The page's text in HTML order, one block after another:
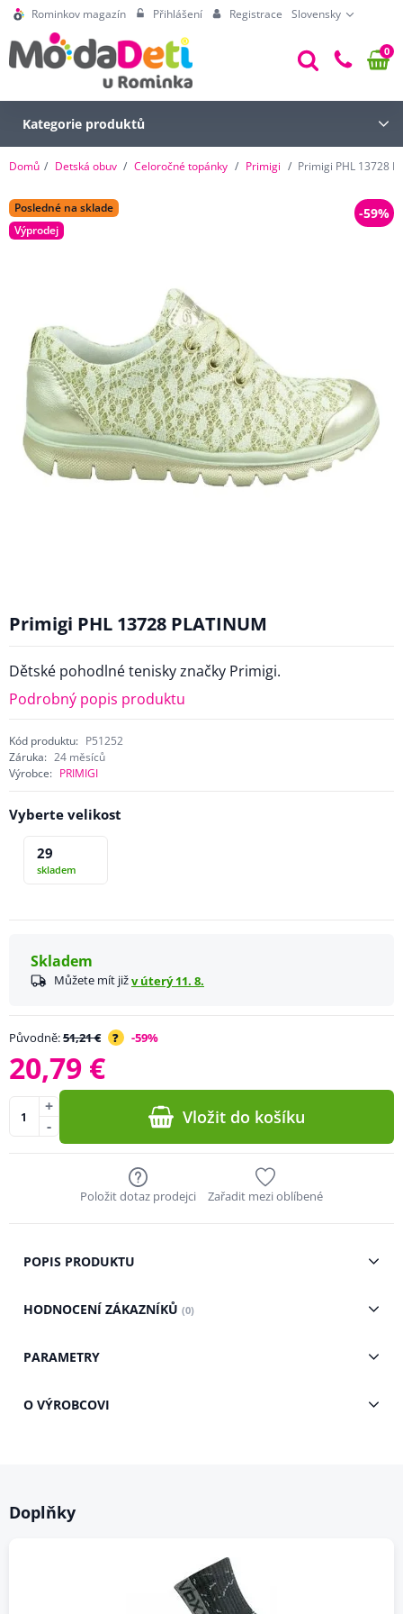
Rominkov magazín Přihlášení Registrace Slovensky
0
Kategorie produktů
Domů Detská obuv Celoročné topánky Primigi Primigi PHL 13728
Posledné na sklade
Výprodej
-59%
Primigi PHL 13728 PLATINUM
Dětské pohodlné tenisky značky Primigi.
Podrobný popis produktu
Kód produktu: P51252
Záruka: 24 měsíců
Výrobce: PRIMIGI
Vyberte velikost
29
skladem
Skladem
Můžete mít jižv úterý 11. 8.
Původně:51,21 € ? -59%
20,79 €
-
+ Vložit do košíku
Položit dotaz prodejci Zařadit mezi oblíbené
POPIS PRODUKTU
HODNOCENÍ ZÁKAZNÍKŮ (0)
PARAMETRY
O VÝROBCOVI
Doplňky